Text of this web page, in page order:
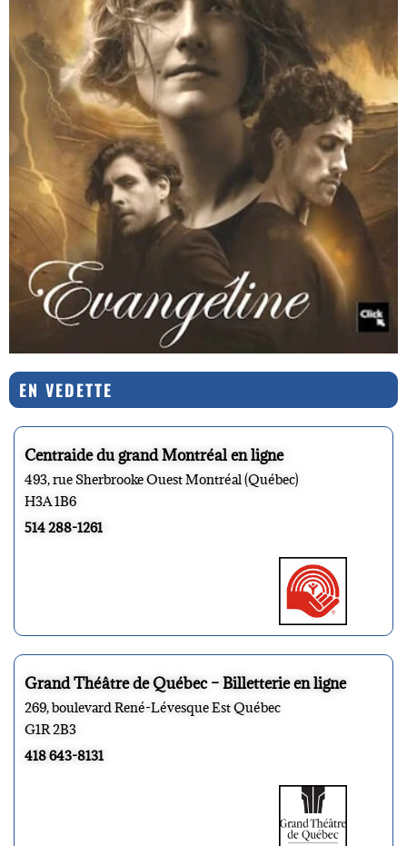
EN VEDETTE
Centraide du grand Montréal en ligne
493, rue Sherbrooke Ouest Montréal (Québec)
H3A 1B6
514 288-1261
Grand Théâtre de Québec – Billetterie en ligne
269, boulevard René-Lévesque Est Québec
G1R 2B3
418 643-8131